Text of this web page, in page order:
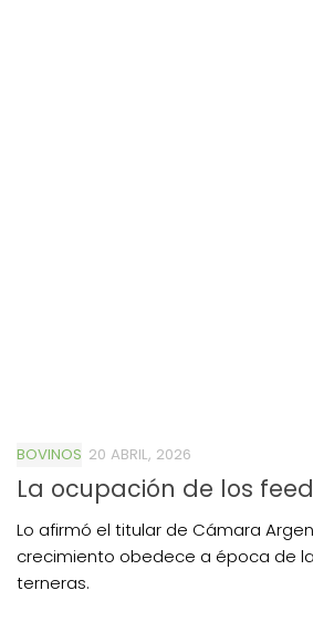
BOVINOS 20 ABRIL, 2026
La ocupación de los
Lo afirmó el titular de Cámara
crecimiento obedece a época de
terneras.